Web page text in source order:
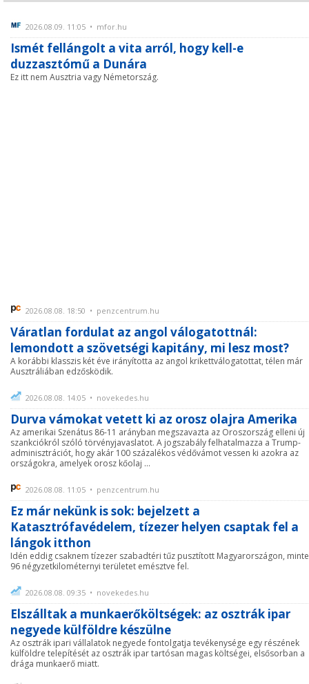
2026.08.09. 11:05 • mfor.hu
Ismét fellángolt a vita arról, hogy kell-e
duzzasztómű a Dunára
Ez itt nem Ausztria vagy Németország.
2026.08.08. 18:50 • penzcentrum.hu
Váratlan fordulat az angol válogatottnál:
lemondott a szövetségi kapitány, mi lesz most?
A korábbi klasszis két éve irányította az angol krikettválogatottat, télen már
Ausztráliában edzősködik.
2026.08.08. 14:05 • novekedes.hu
Durva vámokat vetett ki az orosz olajra Amerika
Az amerikai Szenátus 86-11 arányban megszavazta az Oroszország elleni új
szankciókról szóló törvényjavaslatot. A jogszabály felhatalmazza a Trump-
adminisztrációt, hogy akár 100 százalékos védővámot vessen ki azokra az
országokra, amelyek orosz kőolaj ...
2026.08.08. 11:05 • penzcentrum.hu
Ez már nekünk is sok: bejelzett a
Katasztrófavédelem, tízezer helyen csaptak fel a
lángok itthon
Idén eddig csaknem tízezer szabadtéri tűz pusztított Magyarországon,
96 négyzetkilométernyi területet emésztve fel.
2026.08.08. 09:35 • novekedes.hu
Elszálltak a munkaerőköltségek: az osztrák ipar
negyede külföldre készülne
Az osztrák ipari vállalatok negyede fontolgatja tevékenysége egy részének
külföldre telepítését az osztrák ipar tartósan magas költségei, elsősorban a
drága munkaerő miatt.